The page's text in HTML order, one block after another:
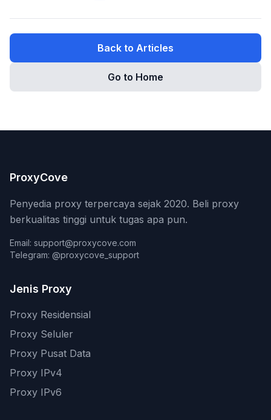
Back to Articles
Go to Home
ProxyCove
Penyedia proxy terpercaya sejak 2020. Beli proxy
berkualitas tinggi untuk tugas apa pun.
Email: support@proxycove.com
Telegram: @proxycove_support
Jenis Proxy
Proxy Residensial
Proxy Seluler
Proxy Pusat Data
Proxy IPv4
Proxy IPv6